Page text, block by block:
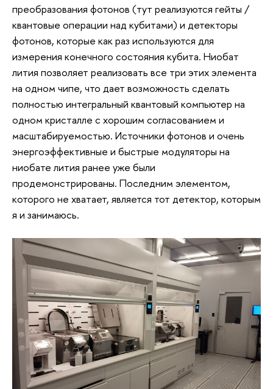
преобразования фотонов (тут реализуются гейты /
квантовые операции над кубитами) и детекторы
фотонов, которые как раз используются для
измерения конечного состояния кубита. Ниобат
лития позволяет реализовать все три этих элемента
на одном чипе, что дает возможность сделать
полностью интегральный квантовый компьютер на
одном кристалле с хорошим согласованием и
масштабируемостью. Источники фотонов и очень
энергоэффективные и быстрые модуляторы на
ниобате лития ранее уже были
продемонстрированы. Последним элементом,
которого не хватает, является тот детектор, которым
я и занимаюсь.